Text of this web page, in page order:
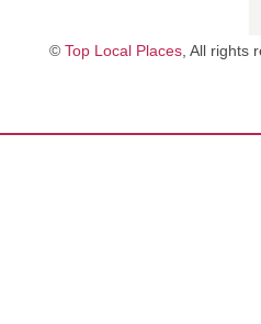
© Top Local Places, All rights